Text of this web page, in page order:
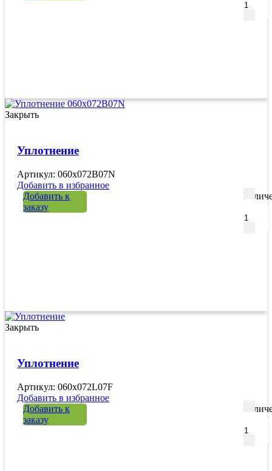
Закрыть
Уплотнение
Артикул: 060х072B07N
Добавить в избранное
Добавить к
заказу
Закрыть
Уплотнение
Артикул: 060x072L07F
Добавить в избранное
Добавить к
заказу